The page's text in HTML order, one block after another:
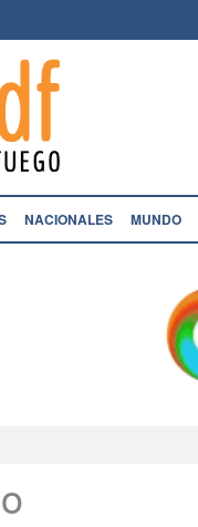
NACIONALES MUNDO